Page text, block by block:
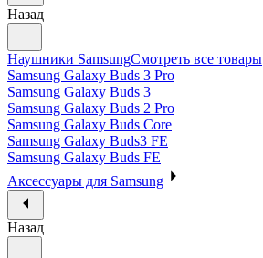
Назад
Наушники SamsungСмотреть все товары
Samsung Galaxy Buds 3 Pro
Samsung Galaxy Buds 3
Samsung Galaxy Buds 2 Pro
Samsung Galaxy Buds Core
Samsung Galaxy Buds3 FE
Samsung Galaxy Buds FE
Аксессуары для Samsung
Назад